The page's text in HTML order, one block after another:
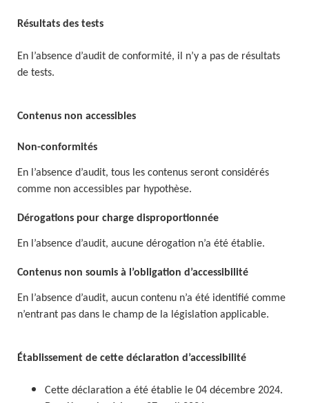
Résultats des tests
En l’absence d’audit de conformité, il n’y a pas de résultats
de tests.
Contenus non accessibles
Non-conformités
En l’absence d’audit, tous les contenus seront considérés
comme non accessibles par hypothèse.
Dérogations pour charge disproportionnée
En l’absence d’audit, aucune dérogation n’a été établie.
Contenus non soumis à l’obligation d’accessibilité
En l’absence d’audit, aucun contenu n’a été identifié comme
n’entrant pas dans le champ de la législation applicable.
Établissement de cette déclaration d’accessibilité
Cette déclaration a été établie le 04 décembre 2024.